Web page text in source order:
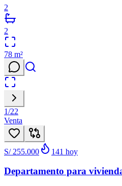
2
2
78 m²
1/22
Venta
S/ 255.000 141 hoy
Departamento para